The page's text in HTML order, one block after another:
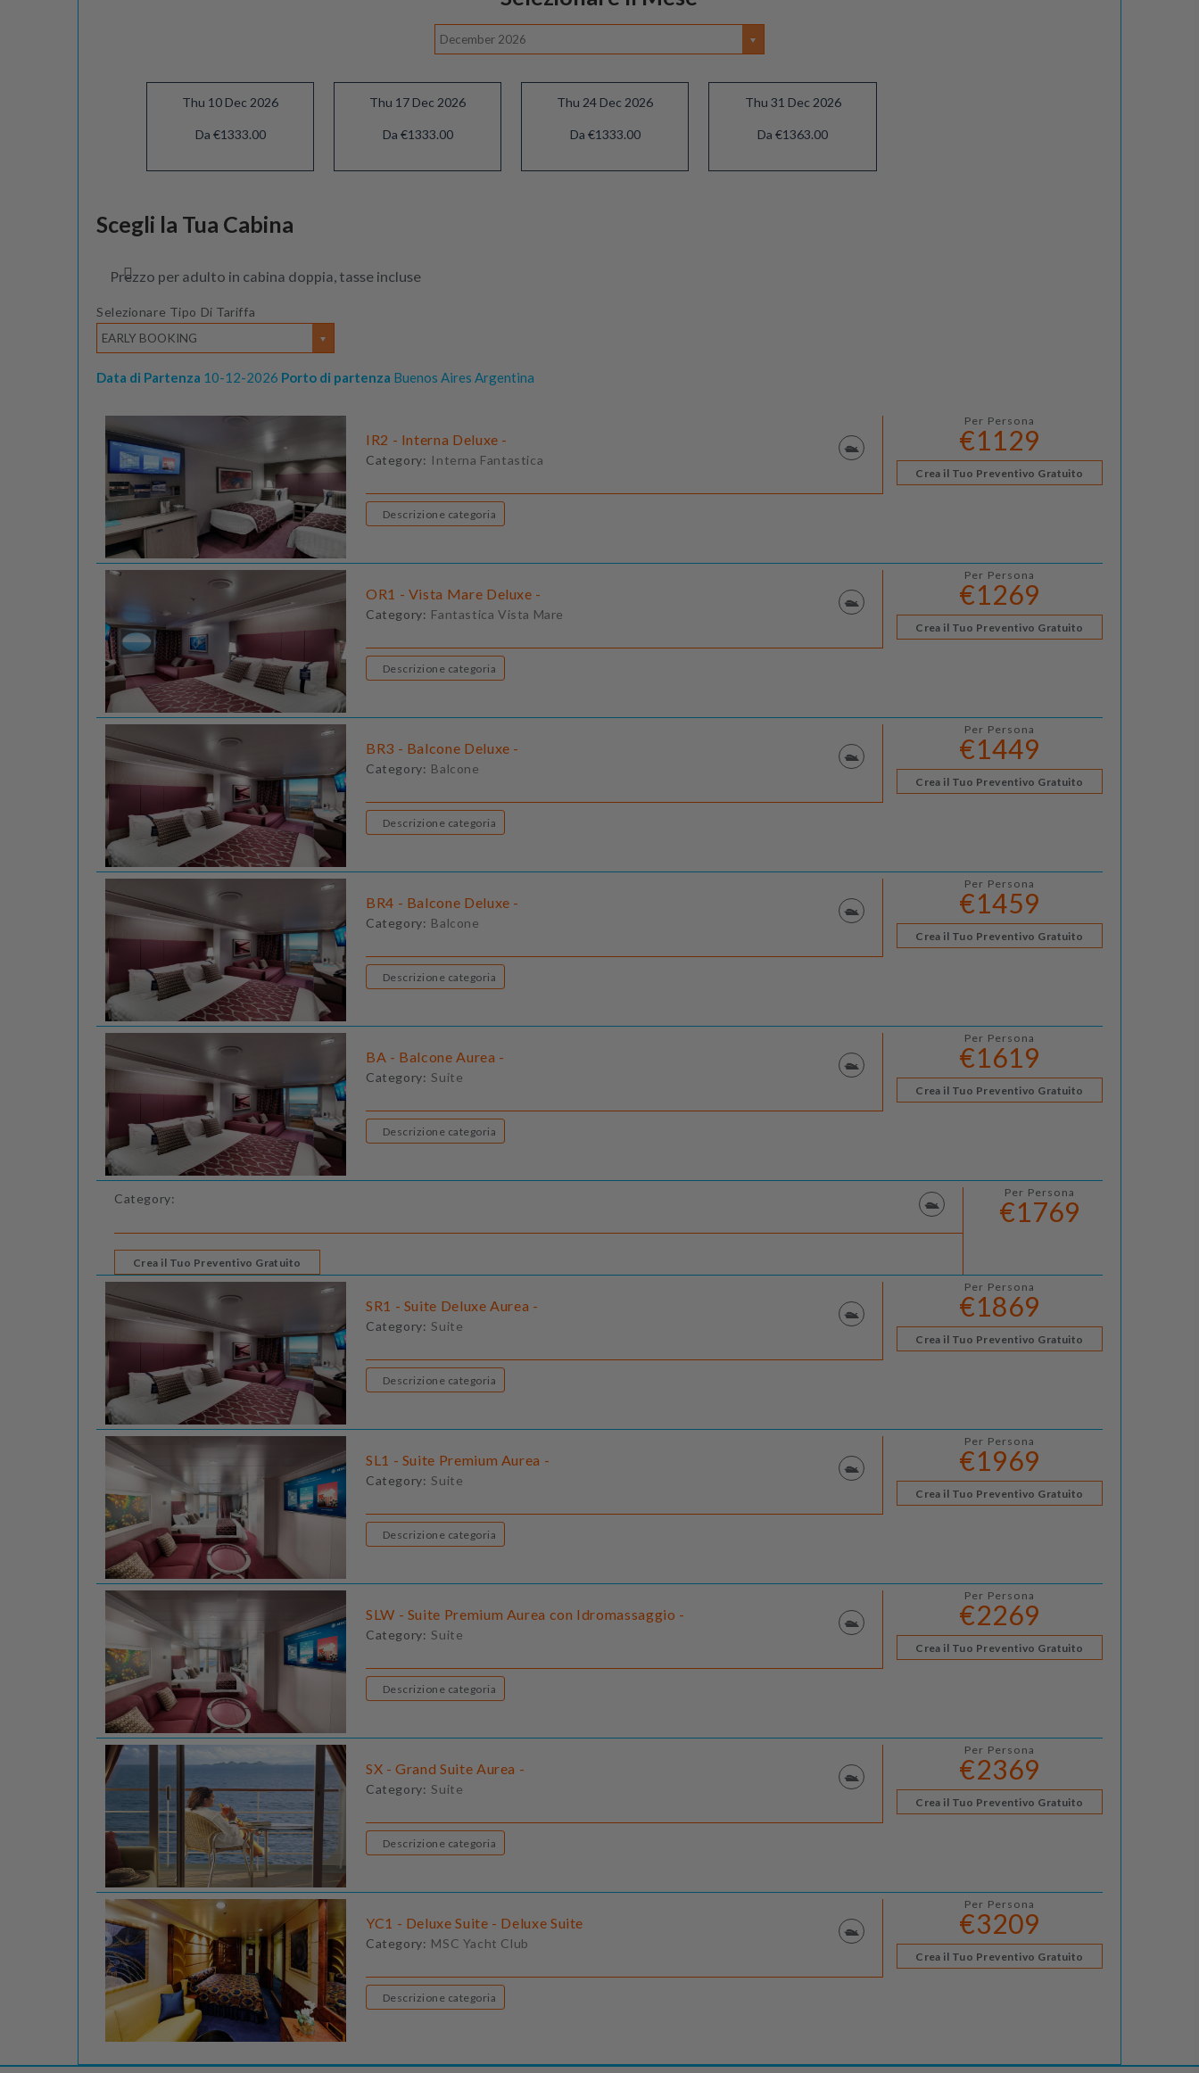
December 2026
Thu 10 Dec 2026
Da €1333.00
Thu 17 Dec 2026
Da €1333.00
Thu 24 Dec 2026
Da €1333.00
Thu 31 Dec 2026
Da €1363.00
Scegli la Tua Cabina
Prezzo per adulto in cabina doppia, tasse incluse
Selezionare Tipo Di Tariffa
EARLY BOOKING
Data di Partenza 10-12-2026 Porto di partenza Buenos Aires Argentina
IR2 - Interna Deluxe -
Category: Interna Fantastica
Per Persona
€1129
Crea il Tuo Preventivo Gratuito
Descrizione categoria
OR1 - Vista Mare Deluxe -
Category: Fantastica Vista Mare
Per Persona
€1269
Crea il Tuo Preventivo Gratuito
Descrizione categoria
BR3 - Balcone Deluxe -
Category: Balcone
Per Persona
€1449
Crea il Tuo Preventivo Gratuito
Descrizione categoria
BR4 - Balcone Deluxe -
Category: Balcone
Per Persona
€1459
Crea il Tuo Preventivo Gratuito
Descrizione categoria
BA - Balcone Aurea -
Category: Suite
Per Persona
€1619
Crea il Tuo Preventivo Gratuito
Descrizione categoria
Category: Per Persona
€1769
Crea il Tuo Preventivo Gratuito
SR1 - Suite Deluxe Aurea -
Category: Suite
Per Persona
€1869
Crea il Tuo Preventivo Gratuito
Descrizione categoria
SL1 - Suite Premium Aurea -
Category: Suite
Per Persona
€1969
Crea il Tuo Preventivo Gratuito
Descrizione categoria
SLW - Suite Premium Aurea con Idromassaggio -
Category: Suite
Per Persona
€2269
Crea il Tuo Preventivo Gratuito
Descrizione categoria
SX - Grand Suite Aurea -
Category: Suite
Per Persona
€2369
Crea il Tuo Preventivo Gratuito
Descrizione categoria
YC1 - Deluxe Suite - Deluxe Suite
Category: MSC Yacht Club
Per Persona
€3209
Crea il Tuo Preventivo Gratuito
Descrizione categoria